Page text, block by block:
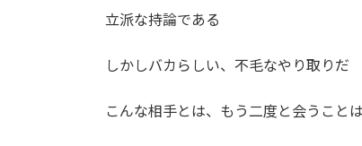
立派な持論である
しかしバカらしい、不毛なやり取りだ
こんな相手とは、もう二度と会うこと